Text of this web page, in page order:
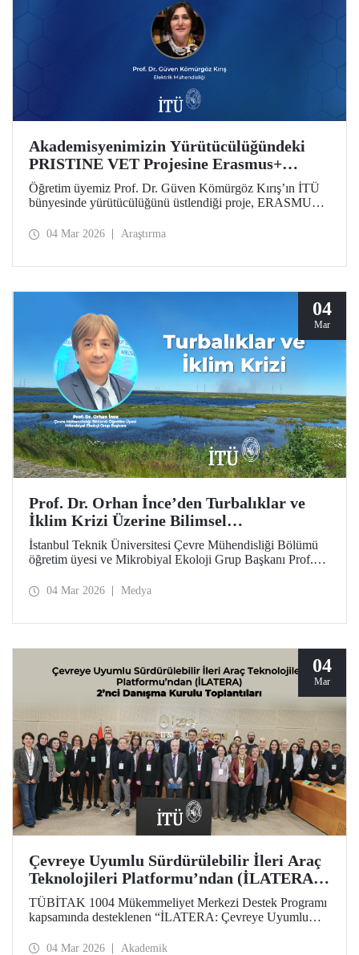
Akademisyenimizin Yürütücülüğündeki
PRISTINE VET Projesine Erasmus+
Desteği
Öğretim üyemiz Prof. Dr. Güven Kömürgöz Kırış’ın İTÜ
bünyesinde yürütücülüğünü üstlendiği proje, ERASMUS
“Batı Afrika’da Mesleki Eğitim ve Öğretim Yoluyla Doğal
04 Mar 2026 Araştırma
04
Mar
Prof. Dr. Orhan İnce’den Turbalıklar ve
İklim Krizi Üzerine Bilimsel
Değerlendirme
İstanbul Teknik Üniversitesi Çevre Mühendisliği Bölümü
öğretim üyesi ve Mikrobiyal Ekoloji Grup Başkanı Prof.
sürdürülebilirlik odaklı yayımlar yapan platformu “Yeşil
04 Mar 2026 Medya
04
Mar
Çevreye Uyumlu Sürdürülebilir İleri Araç
Teknolojileri Platformu’ndan (İLATERA)
2’nci Danışma Kurulu Toplantıları
TÜBİTAK 1004 Mükemmeliyet Merkezi Destek Programı
kapsamında desteklenen “İLATERA: Çevreye Uyumlu
danışma kurulu toplantıları 25 Şubat 2026 tarihinde
04 Mar 2026 Akademik